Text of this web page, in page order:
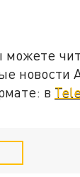
можете
новости
в